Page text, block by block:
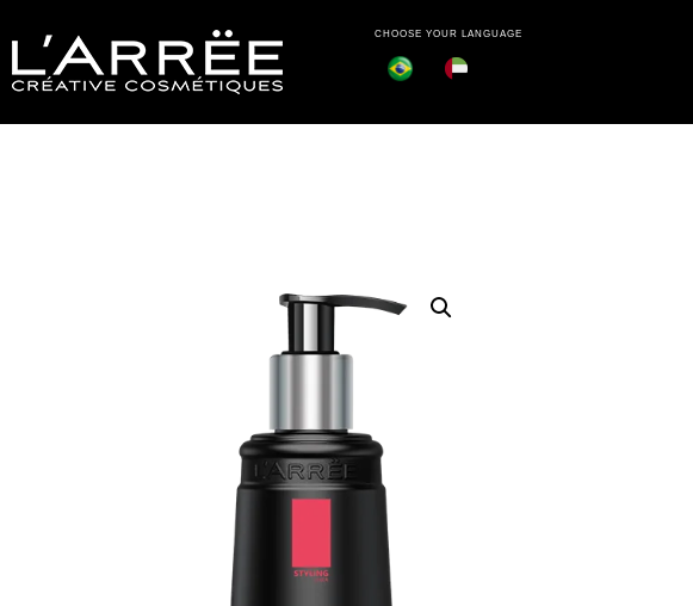
CHOOSE YOUR LANGUAGE